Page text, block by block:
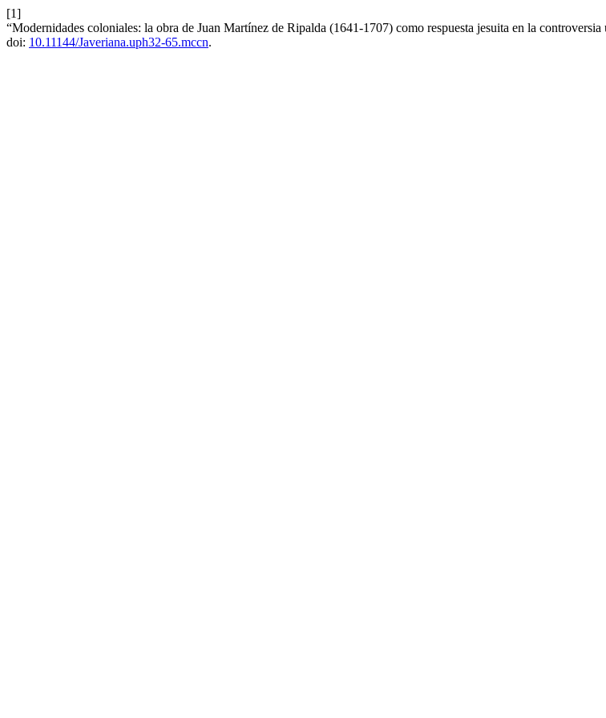
[1]
“Modernidades coloniales: la obra de Juan Martínez de Ripalda (1641-1707) como respuesta jesuita en la
doi: 10.11144/Javeriana.uph32-65.mccn.